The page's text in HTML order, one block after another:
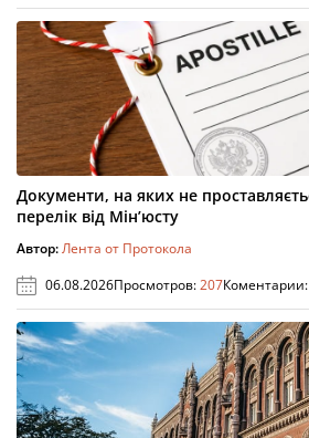
Документи, на яких не
перелік від Мін’юсту
Автор:Лента от Протокола
06.08.2026Просмотров:207Коментарии: